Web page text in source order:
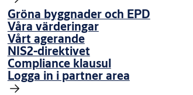
Gröna byggnader och EPD
Våra värderingar
Vårt agerande
NIS2-direktivet
Compliance klausul
Logga in i partner area